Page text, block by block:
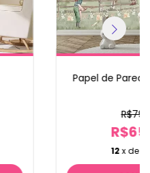
Papel de
12 x de